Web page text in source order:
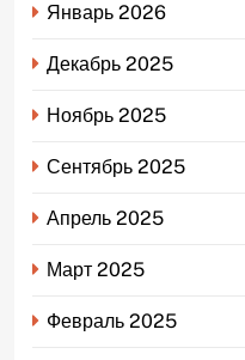
Январь 2026
Декабрь 2025
Ноябрь 2025
Сентябрь 2025
Апрель 2025
Март 2025
Февраль 2025